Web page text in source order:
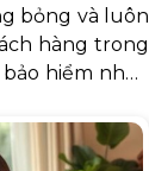
bỏng và luôn
hàng trong
hiểm nhân
hay không
thắc mắc mà